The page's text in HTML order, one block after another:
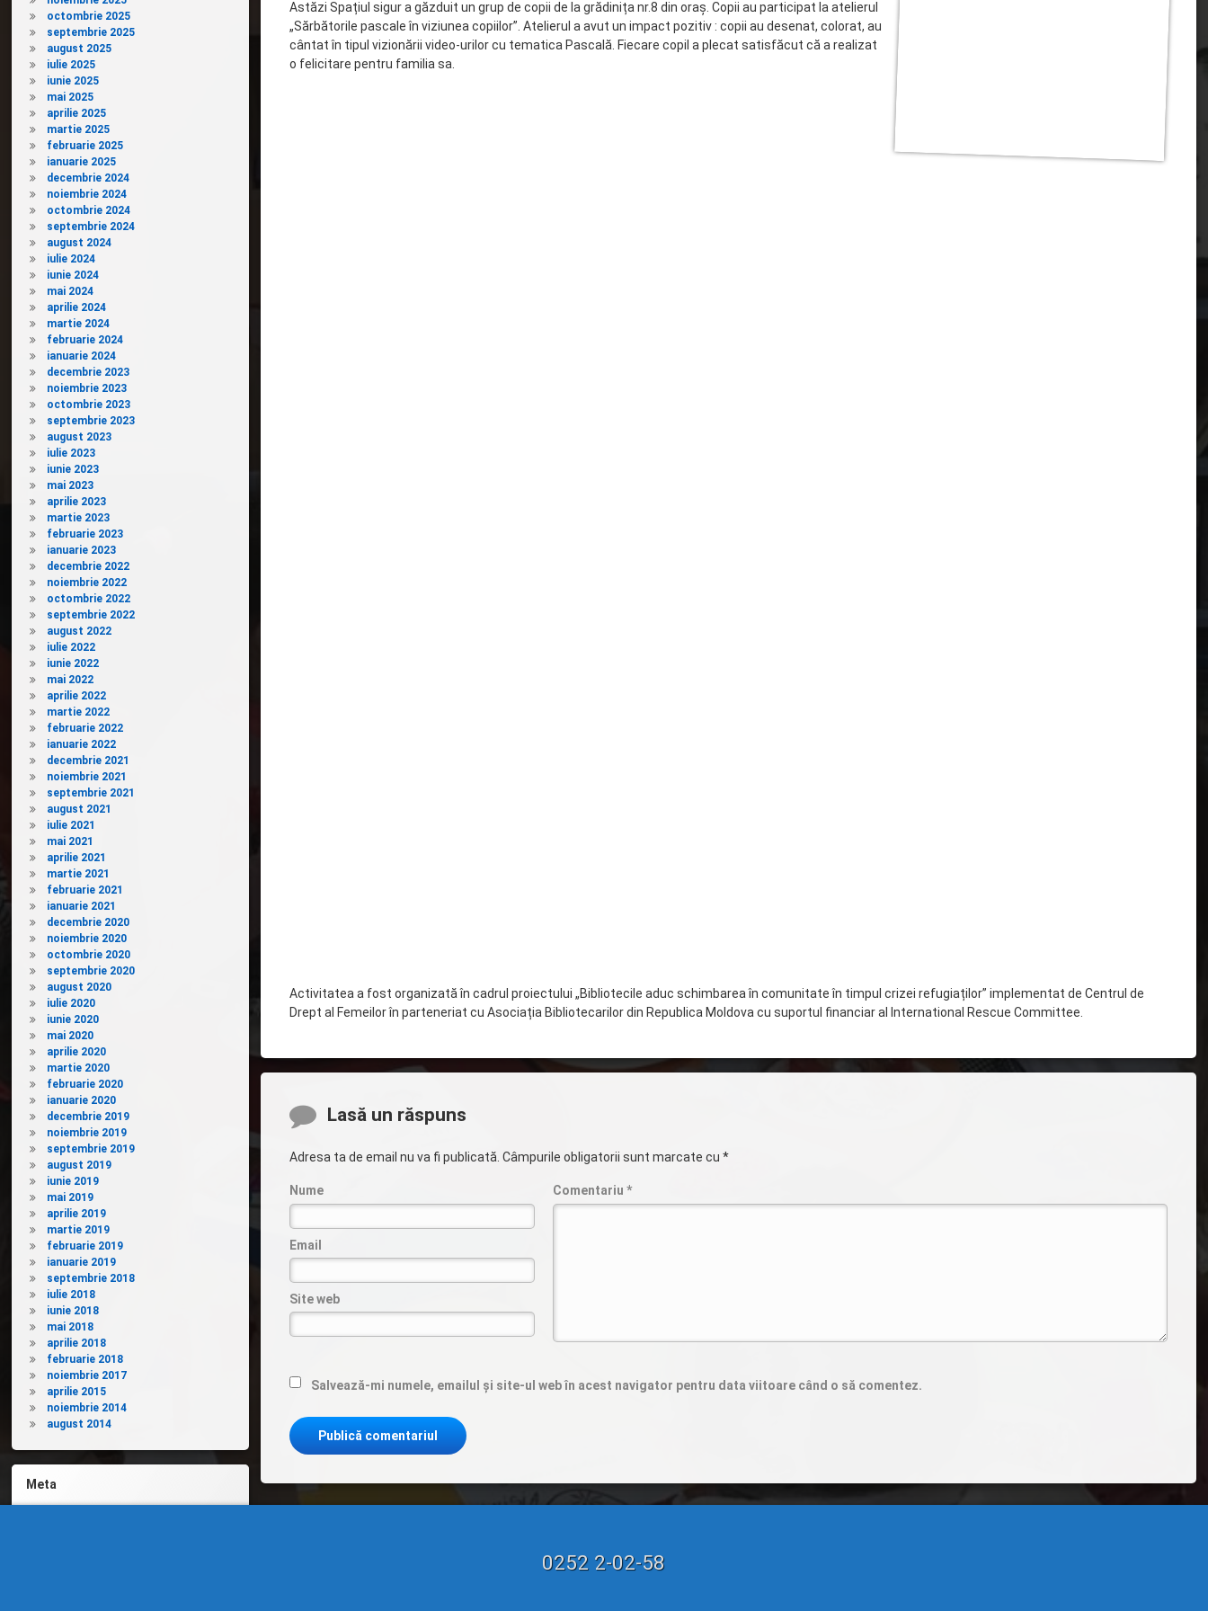
Astăzi Spațiul sigur a găzduit un grup de copii de la grădinița nr.8 din oraș. Copii au participat la atelierul
„Sărbătorile pascale în viziunea copiilor”. Atelierul a avut un impact pozitiv : copii au desenat, colorat, au
cântat în tipul vizionării video-urilor cu tematica Pascală. Fiecare copil a plecat satisfăcut că a realizat
o felicitare pentru familia sa.
Activitatea a fost organizată în cadrul proiectului „Bibliotecile aduc schimbarea în comunitate în timpul crizei refugiaților” implementat de Centrul de
Drept al Femeilor în parteneriat cu Asociația Bibliotecarilor din Republica Moldova cu suportul financiar al International Rescue Committee.
Comentarii
Lasă un răspuns
Adresa ta de email nu va fi publicată. Câmpurile obligatorii sunt marcate cu*
Comentariu *
Nume
Email
Site web
Salvează-mi numele, emailul și site-ul web în acest navigator pentru data viitoare când o să comentez.
octombrie 2025
septembrie 2025
august 2025
iulie 2025
iunie 2025
mai 2025
aprilie 2025
martie 2025
februarie 2025
ianuarie 2025
decembrie 2024
noiembrie 2024
octombrie 2024
septembrie 2024
august 2024
iulie 2024
iunie 2024
mai 2024
aprilie 2024
martie 2024
februarie 2024
ianuarie 2024
decembrie 2023
noiembrie 2023
octombrie 2023
septembrie 2023
august 2023
iulie 2023
iunie 2023
mai 2023
aprilie 2023
martie 2023
februarie 2023
ianuarie 2023
decembrie 2022
noiembrie 2022
octombrie 2022
septembrie 2022
august 2022
iulie 2022
iunie 2022
mai 2022
aprilie 2022
martie 2022
februarie 2022
ianuarie 2022
decembrie 2021
noiembrie 2021
septembrie 2021
august 2021
iulie 2021
mai 2021
aprilie 2021
martie 2021
februarie 2021
ianuarie 2021
decembrie 2020
noiembrie 2020
octombrie 2020
septembrie 2020
august 2020
iulie 2020
iunie 2020
mai 2020
aprilie 2020
martie 2020
februarie 2020
ianuarie 2020
decembrie 2019
noiembrie 2019
septembrie 2019
august 2019
iunie 2019
mai 2019
aprilie 2019
martie 2019
februarie 2019
ianuarie 2019
septembrie 2018
iulie 2018
iunie 2018
mai 2018
aprilie 2018
februarie 2018
noiembrie 2017
aprilie 2015
noiembrie 2014
august 2014
Meta
Tel:
0252 2-02-58